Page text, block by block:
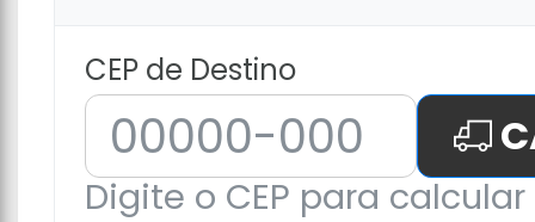
CEP de Destino
Digite o CEP para